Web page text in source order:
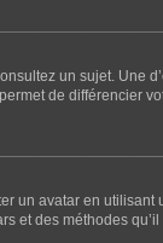
un sujet.
de différencier
un avatar en
et des méthodes